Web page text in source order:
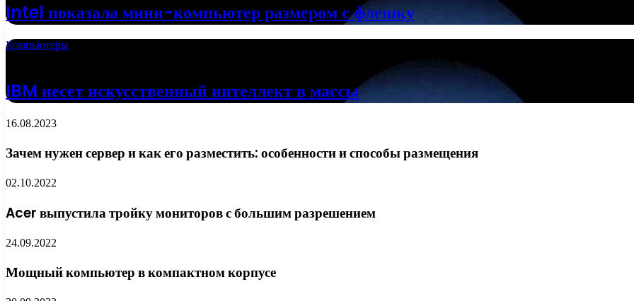
Intel показала мини-компьютер размером с флешку
Компьютеры
IBM несет искусственный интеллект в массы
16.08.2023
Зачем нужен сервер и как его разместить: особенности и способы размещения
02.10.2022
Acer выпустила тройку мониторов с большим разрешением
24.09.2022
Мощный компьютер в компактном корпусе